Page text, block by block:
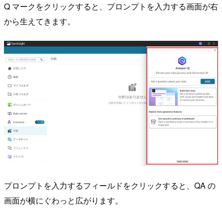
Q マークをクリックすると、プロンプトを入力する画面が右
から生えてきます。
プロンプトを入力するフィールドをクリックすると、QA の
画面が横にぐわっと広がります。